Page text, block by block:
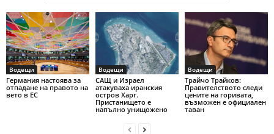
Водещи
Германия настоява за
отпадане на правото на
вето в ЕС
Водещи
САЩ и Израел
атакуваха иранския
остров Харг.
Пристанището е
напълно унищожено
Водещи
Трайчо Трайков:
Правителството следи
цените на горивата,
възможен е официален
таван